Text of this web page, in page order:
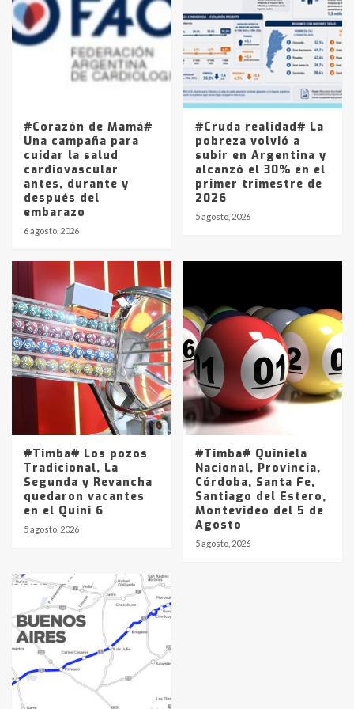
4
joven de Trenque Lauquen
Los precios de los combustibles en
La Pampa, desde YPF hasta Axion
entre 857 a 1338 pesos
#Corazón de Mamá#
Una campaña para
cuidar la salud
cardiovascular
antes, durante y
después del
embarazo
6 agosto, 2026
#Cruda realidad# La
pobreza volvió a
subir en Argentina y
alcanzó el 30% en el
primer trimestre de
2026
5 agosto, 2026
#Timba# Los pozos
Tradicional, La
Segunda y Revancha
quedaron vacantes
en el Quini 6
5 agosto, 2026
#Timba# Quiniela
Nacional, Provincia,
Córdoba, Santa Fe,
Santiago del Estero,
Montevideo del 5 de
Agosto
5 agosto, 2026